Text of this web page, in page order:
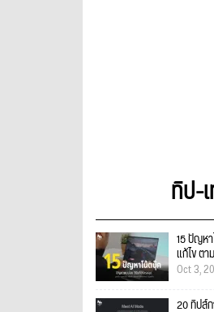
ทิป-
15 ปัญห
แก้ไข ต
Oct 3,
20 ทิปส์ก